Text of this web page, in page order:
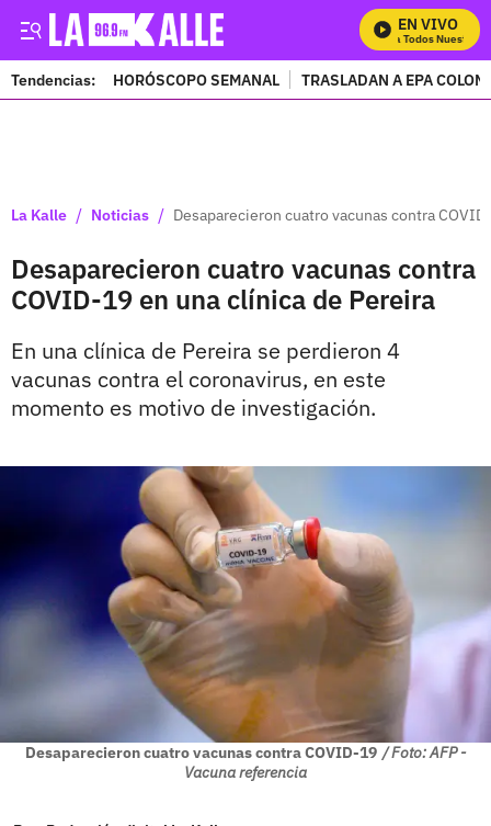
EN VIVO
Mira Todos Nuestros
Tendencias: HORÓSCOPO SEMANAL TRASLADAN A EPA
La Kalle / Noticias / Desaparecieron cuatro vacunas contra
Desaparecieron cuatro vacunas contra
COVID-19 en una clínica de Pereira
En una clínica de Pereira se perdieron 4
vacunas contra el coronavirus, en este
momento es motivo de investigación.
Desaparecieron cuatro vacunas contra COVID-19 / Foto: AFP -
Vacuna referencia